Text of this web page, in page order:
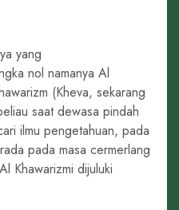
yang
nol namanya Al
(Kheva, sekarang
saat dewasa pindah
ilmu pengetahuan, pada
pada masa cermerlang
Khawarizmi dijuluki